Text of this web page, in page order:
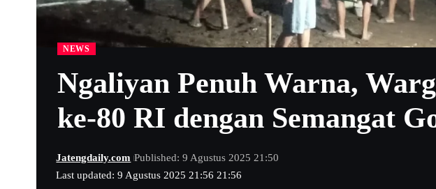
NEWS
Ngaliyan Penuh Warna,
ke-80 RI dengan Semangat
Last updated: 9 Agustus 2025 21:56 21:56
Jatengdaily.com Published: 9 Agustus 2025 21:50